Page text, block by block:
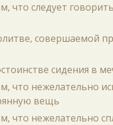
что следует
совершаемой
сидения в
что нежелательно
вещь
что нежелательно